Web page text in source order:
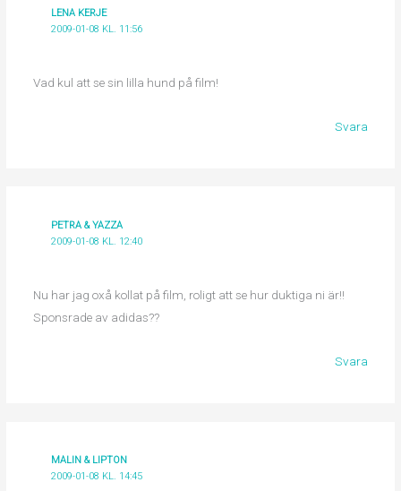
LENA KERJE
2009-01-08 KL. 11:56
Vad kul att se sin lilla hund på film!
Svara
PETRA & YAZZA
2009-01-08 KL. 12:40
Nu har jag oxå kollat på film, roligt att se hur duktiga ni är!!
Sponsrade av adidas??
Svara
MALIN & LIPTON
2009-01-08 KL. 14:45